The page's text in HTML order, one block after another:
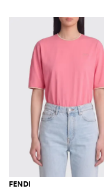
FENDI